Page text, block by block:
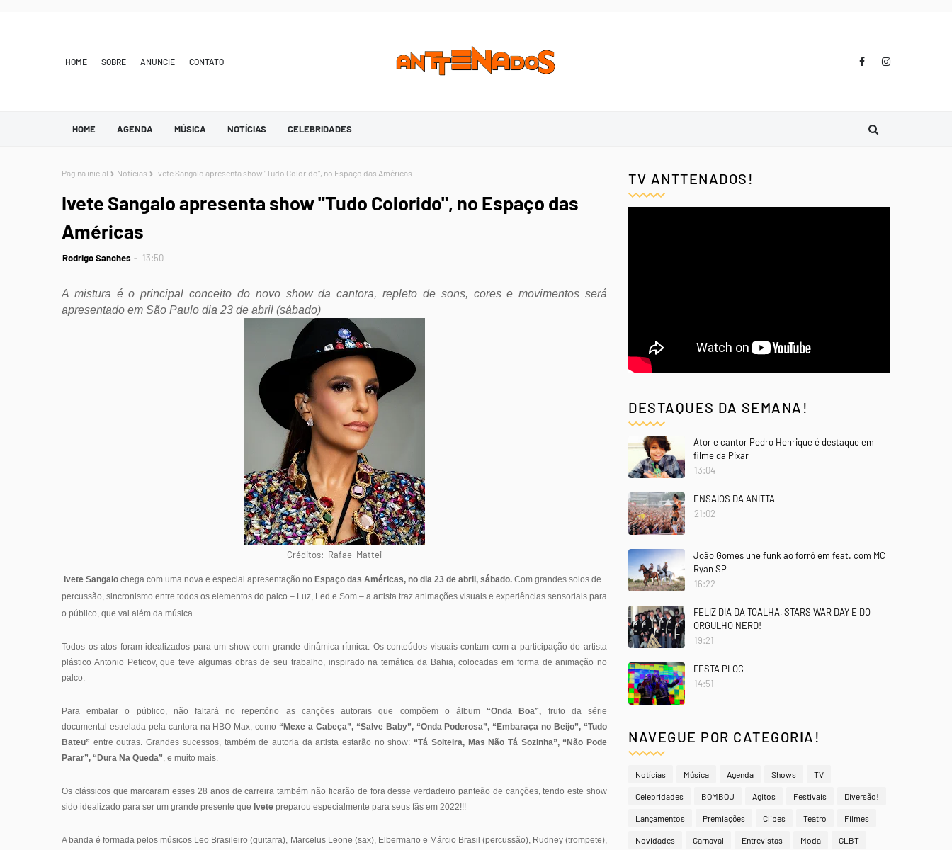
HOME SOBRE ANUNCIE CONTATO
HOME AGENDA MÚSICA NOTÍCIAS CELEBRIDADES
Página inicial Notícias Ivete Sangalo apresenta show "Tudo Colorido", no Espaço das Américas
Ivete Sangalo apresenta show "Tudo Colorido", no Espaço das
Américas
Rodrigo Sanches 13:50
A mistura é o principal conceito do novo show da cantora, repleto de sons, cores e movimentos será
apresentado em São Paulo dia 23 de abril (sábado)
Créditos: Rafael Mattei
Ivete Sangalo chega com uma nova e especial apresentação no Espaço das Américas, no dia 23 de abril, sábado. Com grandes solos de
percussão, sincronismo entre todos os elementos do palco – Luz, Led e Som – a artista traz animações visuais e experiências sensoriais para
o público, que vai além da música.
Todos os atos foram idealizados para um show com grande dinâmica rítmica. Os conteúdos visuais contam com a participação do artista
plástico Antonio Peticov, que teve algumas obras de seu trabalho, inspirado na temática da Bahia, colocadas em forma de animação no
palco.
Para embalar o público, não faltará no repertório as canções autorais que compõem o álbum “Onda Boa”, fruto da série
documental estrelada pela cantora na HBO Max, como “Mexe a Cabeça”, “Salve Baby”, “Onda Poderosa”, “Embaraça no Beijo”, “Tudo
Bateu” entre outras. Grandes sucessos, também de autoria da artista estarão no show: “Tá Solteira, Mas Não Tá Sozinha”, “Não Pode
Parar”, “Dura Na Queda”, e muito mais.
Os clássicos que marcaram esses 28 anos de carreira também não ficarão de fora desse verdadeiro panteão de canções, tendo este show
sido idealizado para ser um grande presente que Ivete preparou especialmente para seus fãs em 2022!!!
A banda é formada pelos músicos Leo Brasileiro (guitarra), Marcelus Leone (sax), Elbermario e Márcio Brasil (percussão), Rudney (trompete),
TV ANTTENADOS!
DESTAQUES DA SEMANA!
Ator e cantor Pedro Henrique é destaque em
filme da Pixar
13:04
ENSAIOS DA ANITTA
21:02
João Gomes une funk ao forró em feat. com MC
Ryan SP
16:22
FELIZ DIA DA TOALHA, STARS WAR DAY E DO
ORGULHO NERD!
19:21
FESTA PLOC
14:51
NAVEGUE POR CATEGORIA!
Notícias Música Agenda Shows TV
Celebridades BOMBOU Agitos Festivais Diversão!
Lançamentos Premiações Clipes Teatro Filmes
Novidades Carnaval Entrevistas Moda GLBT